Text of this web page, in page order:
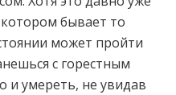
котором бывает то
может пройти
с горестным
и умереть, не увидав